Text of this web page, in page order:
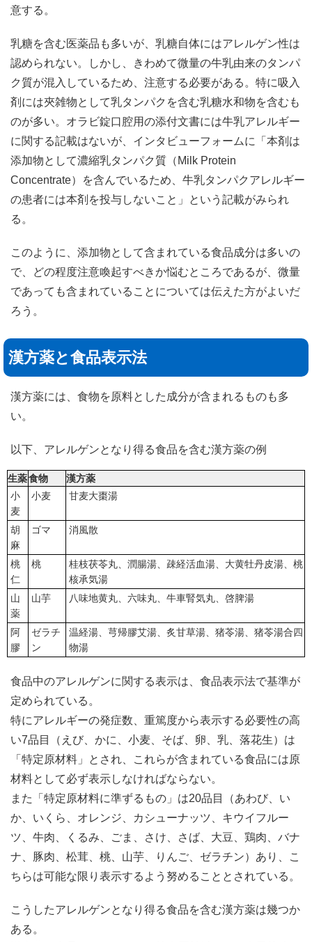
意する。
乳糖を含む医薬品も多いが、乳糖自体にはアレルゲン性は
認められない。しかし、きわめて微量の牛乳由来のタンパ
ク質が混入しているため、注意する必要がある。特に吸入
剤には夾雑物として乳タンパクを含む乳糖水和物を含むも
のが多い。オラビ錠口腔用の添付文書には牛乳アレルギー
に関する記載はないが、インタビューフォームに「本剤は
添加物として濃縮乳タンパク質（Milk Protein
Concentrate）を含んでいるため、牛乳タンパクアレルギー
の患者には本剤を投与しないこと」という記載がみられ
る。
このように、添加物として含まれている食品成分は多いの
で、どの程度注意喚起すべきか悩むところであるが、微量
であっても含まれていることについては伝えた方がよいだ
ろう。
漢方薬と食品表示法
漢方薬には、食物を原料とした成分が含まれるものも多
い。
以下、アレルゲンとなり得る食品を含む漢方薬の例
生薬食物
漢方薬
小
麦
小麦 甘麦大棗湯
胡
麻
ゴマ 消風散
桃
仁
桃
桂枝茯苓丸、潤腸湯、疎経活血湯、大黄牡丹皮湯、桃
核承気湯
山
薬
山芋 八味地黄丸、六味丸、牛車腎気丸、啓脾湯
阿
膠
ゼラチ
ン
温経湯、芎帰膠艾湯、炙甘草湯、猪苓湯、猪苓湯合四
物湯
食品中のアレルゲンに関する表示は、食品表示法で基準が
定められている。
特にアレルギーの発症数、重篤度から表示する必要性の高
い7品目（えび、かに、小麦、そば、卵、乳、落花生）は
「特定原材料」とされ、これらが含まれている食品には原
材料として必ず表示しなければならない。
また「特定原材料に準ずるもの」は20品目（あわび、い
か、いくら、オレンジ、カシューナッツ、キウイフルー
ツ、牛肉、くるみ、ごま、さけ、さば、大豆、鶏肉、バナ
ナ、豚肉、松茸、桃、山芋、りんご、ゼラチン）あり、こ
ちらは可能な限り表示するよう努めることとされている。
こうしたアレルゲンとなり得る食品を含む漢方薬は幾つか
ある。